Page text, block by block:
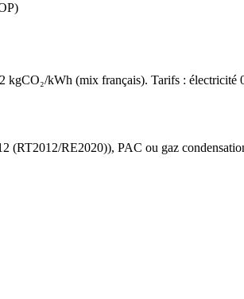
kWh (mix français). Tarifs : électricité
(RT2012/RE2020)), PAC ou gaz